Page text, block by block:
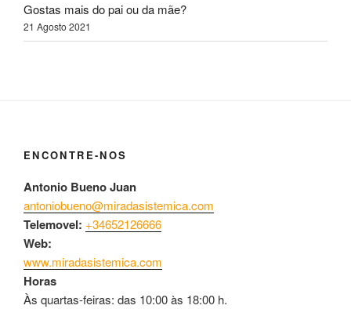
Gostas mais do pai ou da mãe?
21 Agosto 2021
ENCONTRE-NOS
Antonio Bueno Juan
antoniobueno@miradasistemica.com
Telemovel: +34652126666
Web:
www.miradasistemica.com
Horas
Às quartas-feiras: das 10:00 às 18:00 h.